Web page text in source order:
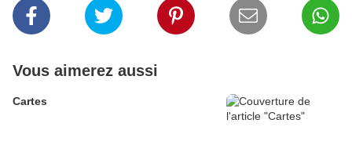
Vous aimerez aussi
Cartes